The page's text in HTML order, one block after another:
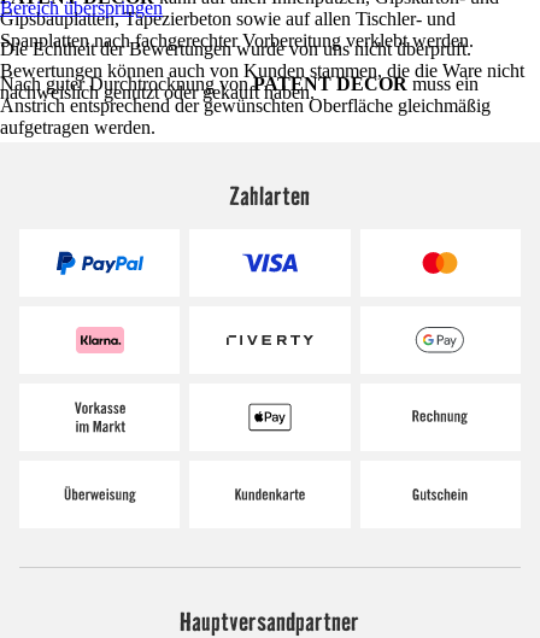
Gipsbauplatten, Tapezierbeton sowie auf allen Tischler- und
Spanplatten nach fachgerechter Vorbereitung verklebt werden.
Nach guter Durchtrocknung vonPATENT DECORmuss ein
Anstrich entsprechend der gewünschten Oberfläche gleichmäßig
aufgetragen werden.
Bereich überspringen
Die Echtheit der Bewertungen wurde von uns nicht überprüft.
Bewertungen können auch von Kunden stammen, die die Ware nicht
nachweislich genutzt oder gekauft haben.
Zahlarten
Hauptversandpartner